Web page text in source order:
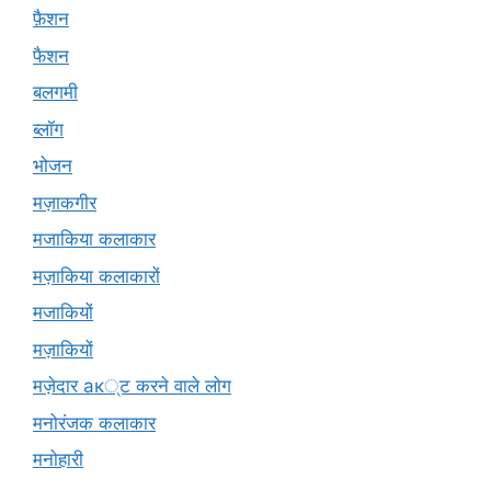
फ़ैशन
फैशन
बलगमी
ब्लॉग
भोजन
मज़ाकगीर
मजाकिया कलाकार
मज़ाकिया कलाकारों
मजाकियों
मज़ाकियों
मज़ेदार ак्ट करने वाले लोग
मनोरंजक कलाकार
मनोहारी